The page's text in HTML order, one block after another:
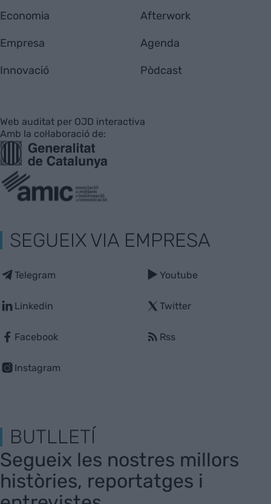
Economia
Empresa
Innovació
Afterwork
Agenda
Pòdcast
Web auditat per OJD interactiva
Amb la col·laboració de:
SEGUEIX VIA EMPRESA
Telegram
Linkedin
Facebook
Instagram
Youtube
Twitter
Rss
BUTLLETÍ
Segueix les nostres millors
històries, reportatges i